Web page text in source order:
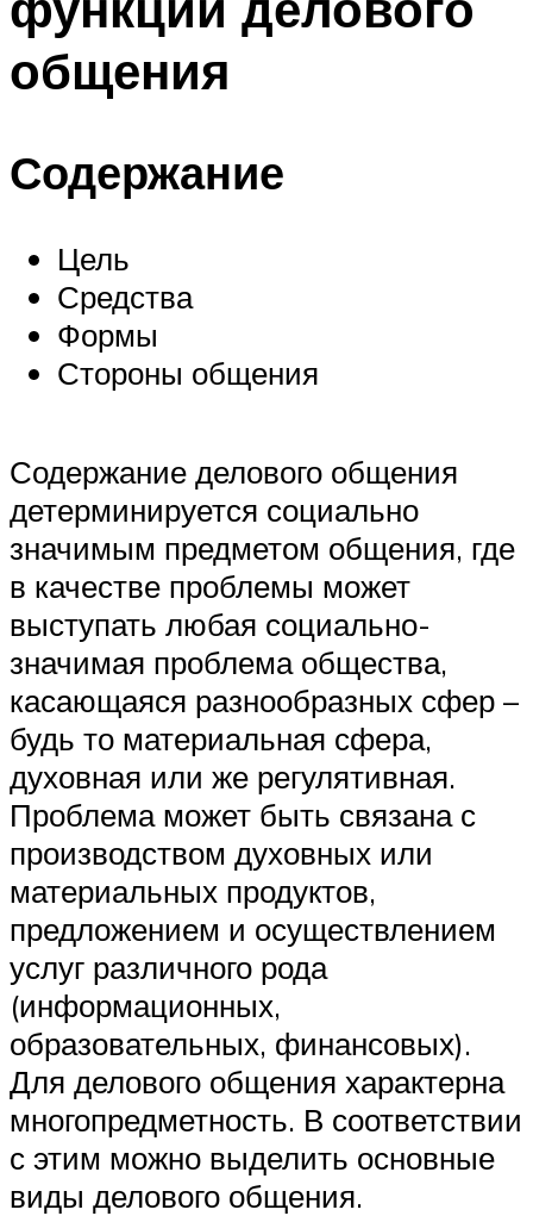
общения
Содержание
Цель
Средства
Формы
Стороны общения
Содержание делового общения
детерминируется социально
значимым предметом общения, где
в качестве проблемы может
выступать любая социально-
значимая проблема общества,
касающаяся разнообразных сфер –
будь то материальная сфера,
духовная или же регулятивная.
Проблема может быть связана с
производством духовных или
материальных продуктов,
предложением и осуществлением
услуг различного рода
(информационных,
образовательных, финансовых).
Для делового общения характерна
многопредметность. В соответствии
с этим можно выделить основные
виды делового общения.